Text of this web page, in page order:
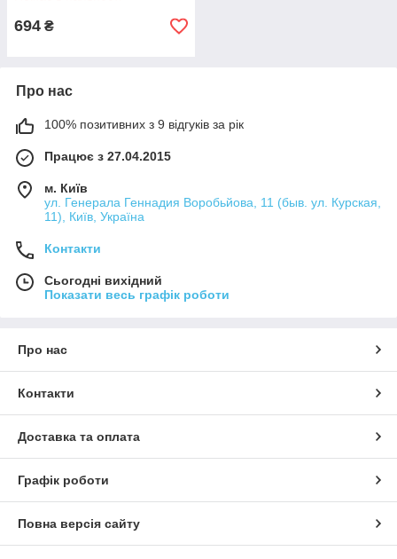
694 ₴
Про нас
100% позитивних з 9 відгуків за рік
Працює з 27.04.2015
м. Київ
ул. Генерала Геннадия Воробьйова, 11 (быв. ул. Курская,
11), Київ, Україна
Контакти
Сьогодні вихідний
Показати весь графік роботи
Про нас
Контакти
Доставка та оплата
Графік роботи
Повна версія сайту